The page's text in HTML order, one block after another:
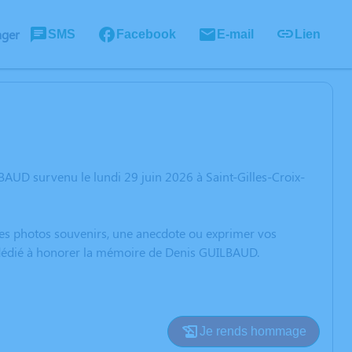
SMS Facebook E-mail Lien
survenu le lundi 29 juin 2026 à Saint-Gilles-Croix-
photos souvenirs, une anecdote ou exprimer vos
à honorer la mémoire de Denis GUILBAUD.
Je rends hommage